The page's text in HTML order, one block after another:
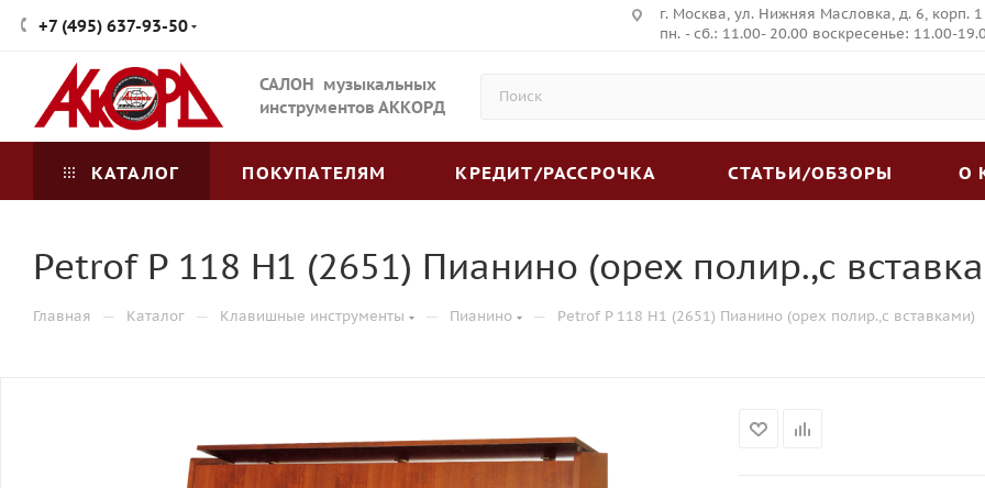
+7 (495) 637-93-50
г. Москва, ул. Нижняя Масловка, д. 6, корп. 1
пн. - сб.: 11.00- 20.00 воскресенье: 11.00-
САЛОН музыкальных
инструментов АККОРД
КАТАЛОГ ПОКУПАТЕЛЯМ КРЕДИТ/РАССРОЧКА СТАТЬИ/ОБЗОРЫ О
Petrof P 118 H1 (2651) Пианино (орех полир.,с
Главная — Каталог — Клавишные инструменты — Пианино — Petrof P 118 H1 (2651) Пианино (орех полир.,с вставками)